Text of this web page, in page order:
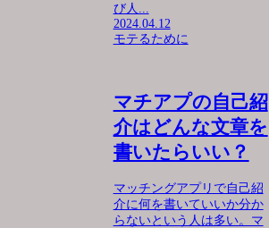
び人...
2024.04.12
モテるために
マチアプの自己紹
介はどんな文章を
書いたらいい？
マッチングアプリで自己紹
介に何を書いていいか分か
らないという人は多い。マ